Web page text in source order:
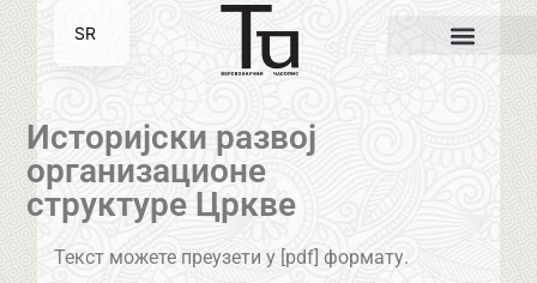
Историјски развој
организационе
структуре Цркве
Текст можете преузети у [pdf] формату.
SR
EN